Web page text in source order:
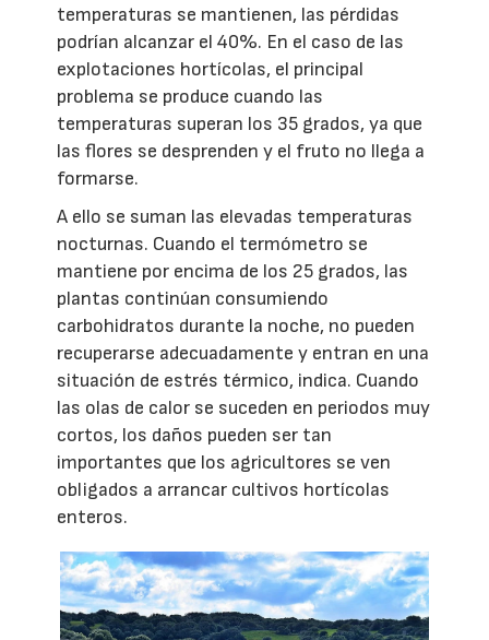
temperaturas se mantienen, las pérdidas
podrían alcanzar el 40%. En el caso de las
explotaciones hortícolas, el principal
problema se produce cuando las
temperaturas superan los 35 grados, ya que
las flores se desprenden y el fruto no llega a
formarse.
A ello se suman las elevadas temperaturas
nocturnas. Cuando el termómetro se
mantiene por encima de los 25 grados, las
plantas continúan consumiendo
carbohidratos durante la noche, no pueden
recuperarse adecuadamente y entran en una
situación de estrés térmico, indica. Cuando
las olas de calor se suceden en periodos muy
cortos, los daños pueden ser tan
importantes que los agricultores se ven
obligados a arrancar cultivos hortícolas
enteros.